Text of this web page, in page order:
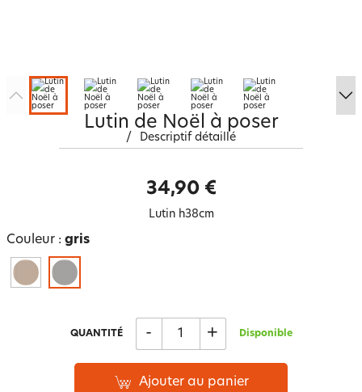
Lutin de Noël à poser
/ Descriptif détaillé
34,90 €
Lutin h38cm
Couleur : gris
QUANTITÉ - + Disponible
Ajouter au panier